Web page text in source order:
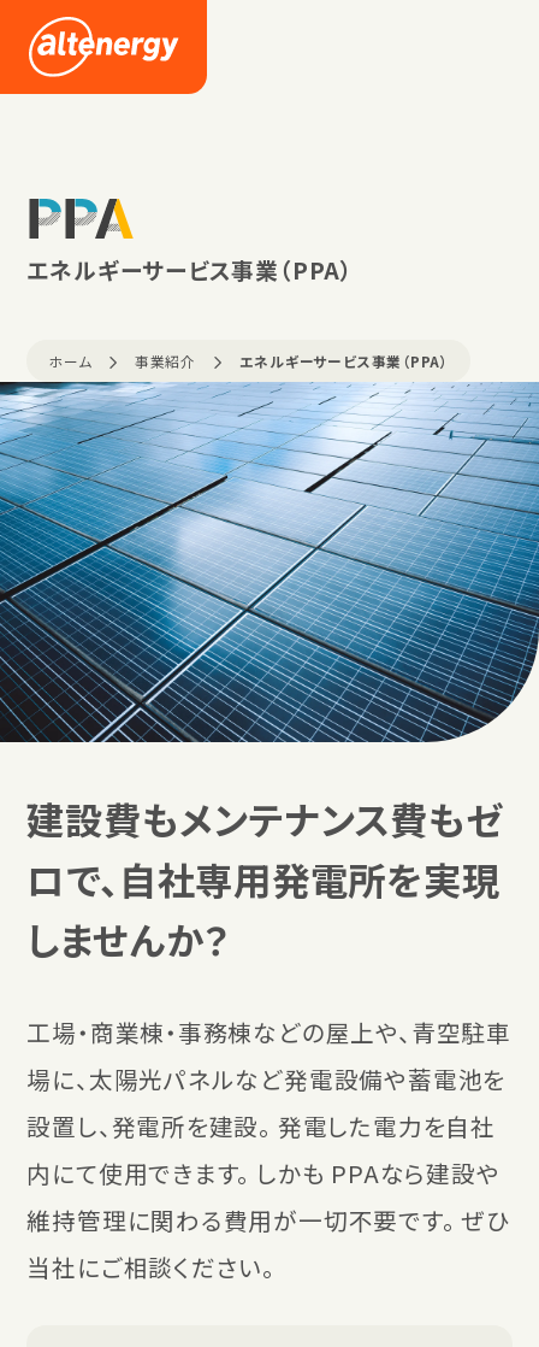
情報
ース
お問い合わせ
PPA
エネルギーサービス事業（PPA）
ホーム 事業紹介 エネルギーサービス事業（PPA）
自社専用の再エネ発電所
メンテナンスコストも不要で、
電気料金の削減を実現する〈PPA〉という選択。
建設費もメンテナンス費もゼ
ロで、自社専用発電所を実現
しませんか？
工場・商業棟・事務棟などの屋上や、青空駐車
場に、太陽光パネルなど発電設備や蓄電池を
設置し、発電所を建設。 発電した電力を自社
内にて使用できます。 しかも PPAなら建設や
維持管理に関わる費用が一切不要です。 ぜひ
当社にご相談ください。